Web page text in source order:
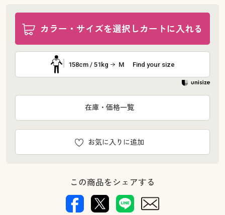
カラー・サイズを選択しカートに入れる
158cm / 51kg M Find your size
お気に入りに追加
在庫・価格一覧
この商品をシェアする